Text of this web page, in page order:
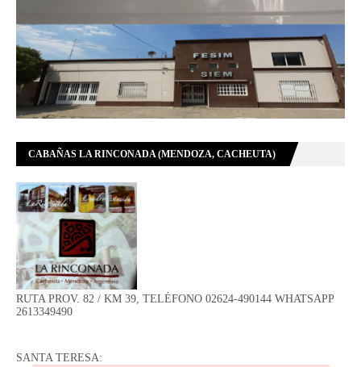
CABAÑAS LA RINCONADA (MENDOZA, CACHEUTA)
RUTA PROV. 82 / KM 39, TELÉFONO 02624-490144 WHATSAPP
2613349490
SANTA TERESA: